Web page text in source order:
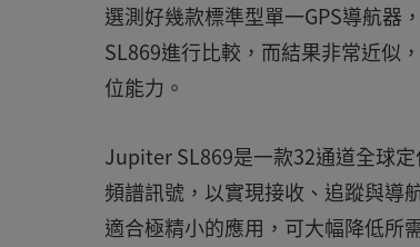
選測好幾款標準型單一GPS導航器
SL869進行比較，而結果非常近似
位能力。
Jupiter SL869是一款32通道全球定
頻譜訊號，以實現接收、追蹤與導
適合極精小的應用，可大幅降低所